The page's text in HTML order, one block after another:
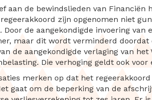
aan de bewindslieden van
zijn opgenomen niet
Door de aangekondigde invoering van
maar dit wordt verminderd
de aangekondigde verlaging van
Die verhoging geldt ook
merken op dat het
gaat om de beperking van de